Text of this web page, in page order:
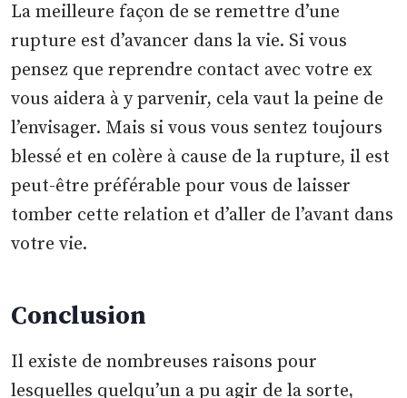
La meilleure façon de se remettre d’une
rupture est d’avancer dans la vie. Si vous
pensez que reprendre contact avec votre ex
vous aidera à y parvenir, cela vaut la peine de
l’envisager. Mais si vous vous sentez toujours
blessé et en colère à cause de la rupture, il est
peut-être préférable pour vous de laisser
tomber cette relation et d’aller de l’avant dans
votre vie.
Conclusion
Il existe de nombreuses raisons pour
lesquelles quelqu’un a pu agir de la sorte,